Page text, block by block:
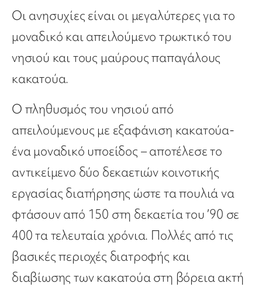
Οι ανησυχίες είναι οι μεγαλύτερες για το
μοναδικό και απειλούμενο τρωκτικό του
νησιού και τους μαύρους παπαγάλους
κακατούα.
Ο πληθυσμός του νησιού από
απειλούμενους με εξαφάνιση κακατούα-
ένα μοναδικό υποείδος – αποτέλεσε το
αντικείμενο δύο δεκαετιών κοινοτικής
εργασίας διατήρησης ώστε τα πουλιά να
φτάσουν από 150 στη δεκαετία του ’90 σε
400 τα τελευταία χρόνια. Πολλές από τις
βασικές περιοχές διατροφής και
διαβίωσης των κακατούα στη βόρεια ακτή